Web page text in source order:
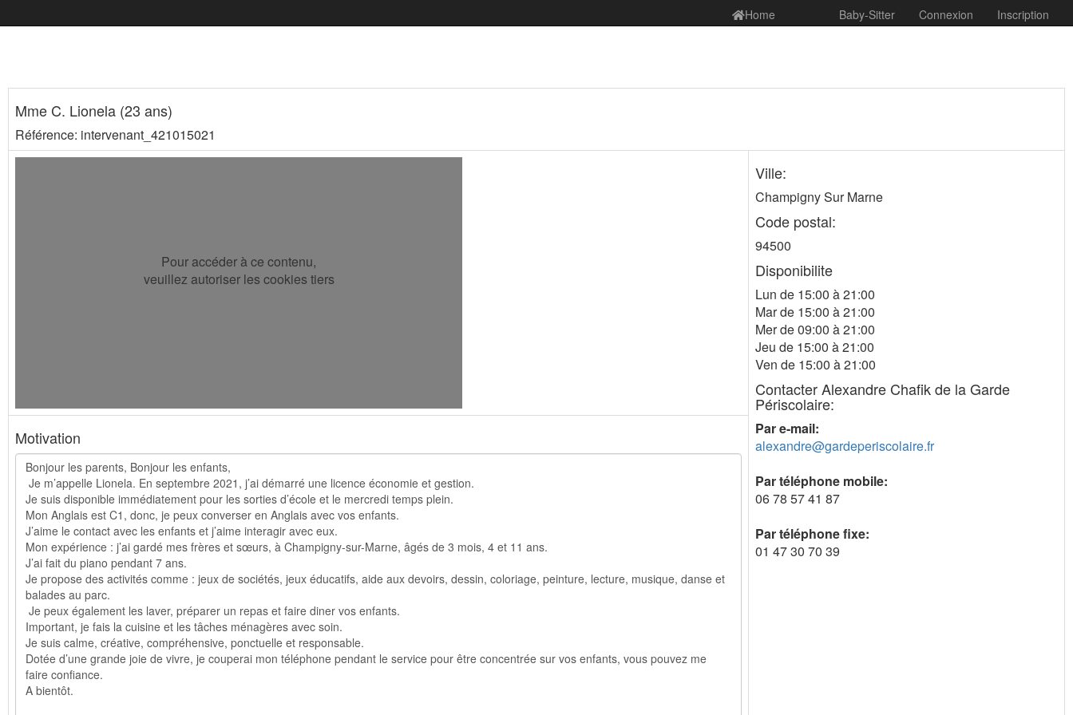
Home Baby-Sitter Connexion Inscription
Mme C. Lionela (23 ans)
Référence: intervenant_421015021
Pour accéder à ce contenu,
veuillez autoriser les cookies tiers
Ville:
Champigny Sur Marne
Code postal:
94500
Disponibilite
Lun de 15:00 à 21:00
Mar de 15:00 à 21:00
Mer de 09:00 à 21:00
Jeu de 15:00 à 21:00
Ven de 15:00 à 21:00
Contacter Alexandre Chafik de la Garde
Périscolaire:
Par e-mail:
alexandre@gardeperiscolaire.fr
Par téléphone mobile:
06 78 57 41 87
Par téléphone fixe:
01 47 30 70 39
Motivation